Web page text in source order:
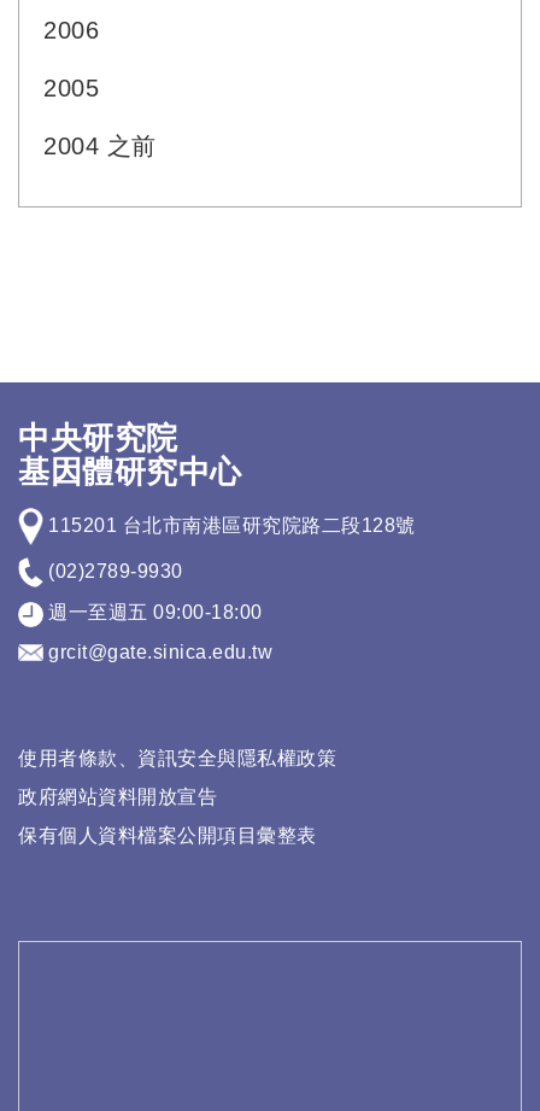
2006
2005
2004 之前
中央研究院
基因體研究中心
115201 台北市南港區研究院路二段128號
(02)2789-9930
週一至週五 09:00-18:00
grcit@gate.sinica.edu.tw
使用者條款、資訊安全與隱私權政策
政府網站資料開放宣告
保有個人資料檔案公開項目彙整表